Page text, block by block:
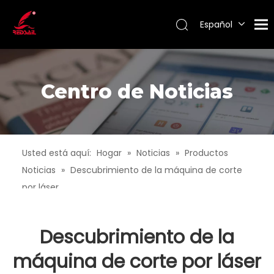
Español
Pусский
Français
English
Centro de Noticias
Usted está aquí: Hogar » Noticias » Productos
Noticias » Descubrimiento de la máquina de corte
por láser
Descubrimiento de la
máquina de corte por láser